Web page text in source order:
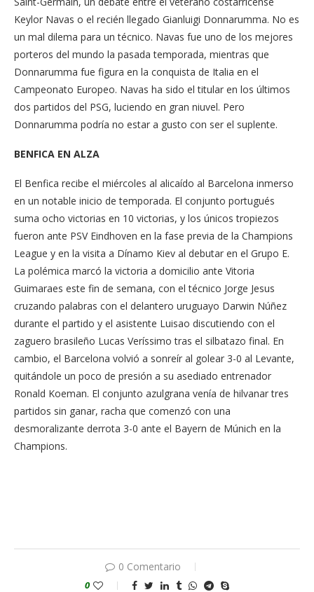
Keylor Navas o el recién llegado Gianluigi Donnarumma. No es
un mal dilema para un técnico. Navas fue uno de los mejores
porteros del mundo la pasada temporada, mientras que
Donnarumma fue figura en la conquista de Italia en el
Campeonato Europeo. Navas ha sido el titular en los últimos
dos partidos del PSG, luciendo en gran niuvel. Pero
Donnarumma podría no estar a gusto con ser el suplente.
BENFICA EN ALZA
El Benfica recibe el miércoles al alicaído al Barcelona inmerso
en un notable inicio de temporada. El conjunto portugués
suma ocho victorias en 10 victorias, y los únicos tropiezos
fueron ante PSV Eindhoven en la fase previa de la Champions
League y en la visita a Dínamo Kiev al debutar en el Grupo E.
La polémica marcó la victoria a domicilio ante Vitoria
Guimaraes este fin de semana, con el técnico Jorge Jesus
cruzando palabras con el delantero uruguayo Darwin Núñez
durante el partido y el asistente Luisao discutiendo con el
zaguero brasileño Lucas Veríssimo tras el silbatazo final. En
cambio, el Barcelona volvió a sonreír al golear 3-0 al Levante,
quitándole un poco de presión a su asediado entrenador
Ronald Koeman. El conjunto azulgrana venía de hilvanar tres
partidos sin ganar, racha que comenzó con una
desmoralizante derrota 3-0 ante el Bayern de Múnich en la
Champions.
0 Comentario
0